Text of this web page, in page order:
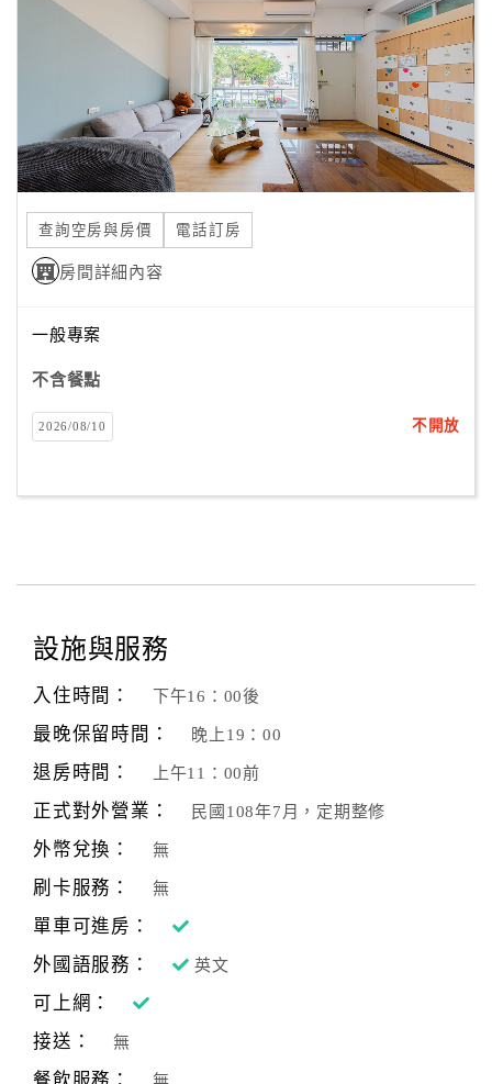
查詢空房與房價 電話訂房
房間詳細內容
一般專案
不含餐點
2026/08/10 不開放
設施與服務
入住時間： 下午16：00後
最晚保留時間： 晚上19：00
退房時間： 上午11：00前
正式對外營業： 民國108年7月，定期整修
外幣兌換： 無
刷卡服務： 無
單車可進房：
外國語服務：
英文
可上網：
接送：
無